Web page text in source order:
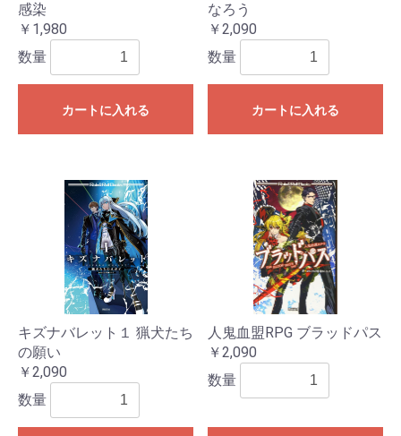
感染
￥1,980
数量
カートに入れる
なろう
￥2,090
数量
カートに入れる
キズナバレット１ 猟犬たち
の願い
￥2,090
数量
人鬼血盟RPG ブラッドパス
￥2,090
数量